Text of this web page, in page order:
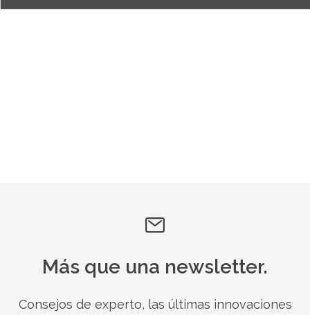
Más que una newsletter.
Consejos de experto, las últimas innovaciones